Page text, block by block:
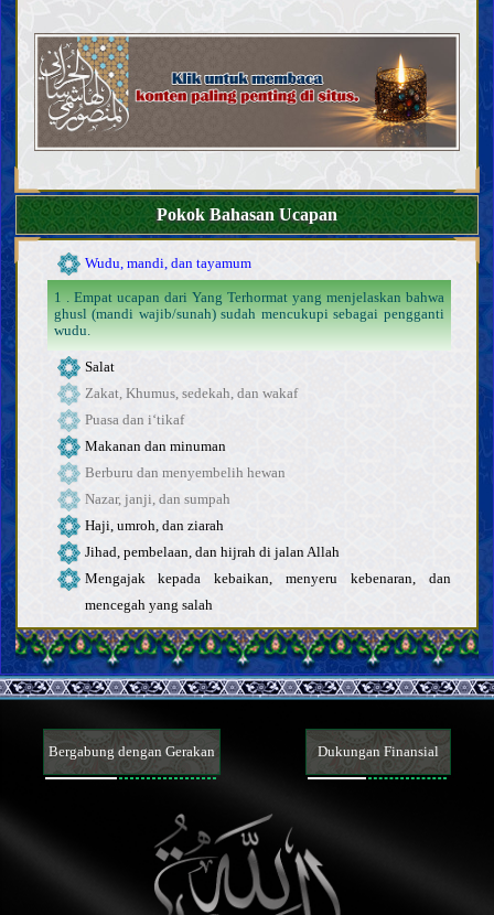
Pokok Bahasan Ucapan
Nasihat dan wejangan
Keutamaan moral dan keburukannya
Hukum
Prinsip dan panduan fiqih
Pengobatan dan perawatan
Pakaian dan perhiasan
Wudu, mandi, dan tayamum
1 . Empat ucapan dari Yang Terhormat yang menjelaskan bahwa
ghusl (mandi wajib/sunah) sudah mencukupi sebagai pengganti
wudu.
Salat
Zakat, Khumus, sedekah, dan wakaf
Puasa dan i‘tikaf
Makanan dan minuman
Berburu dan menyembelih hewan
Nazar, janji, dan sumpah
Haji, umroh, dan ziarah
Jihad, pembelaan, dan hijrah di jalan Allah
Mengajak kepada kebaikan, menyeru kebenaran, dan
mencegah yang salah
Hudud (hukuman yang ditetapkan) dan hukuman
Qisas dan diyat
Perwalian, penghakiman, dan kesaksian
Pekerjaan dan bisnis yang dilarang
Kontrak dan transaksi
Menyusui, hak asuh, dan pendidikan anak
Talak, li‘an, ila’ [sumpah tidak menyentuh istri], dan iddah
Wasiat dan warisan
Orang meninggal
Bergabung dengan Gerakan Dukungan Finansial